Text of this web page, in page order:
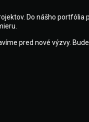
Do nášho
pred nové výzvy.